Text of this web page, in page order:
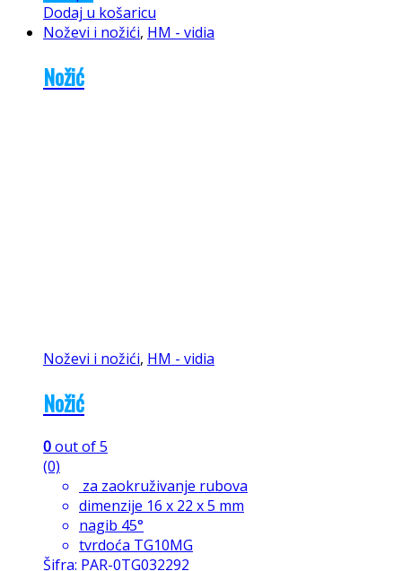
Dodaj u košaricu
Noževi i nožići, HM - vidia
Nožić
Noževi i nožići, HM - vidia
Nožić
0out of 5
(0)
za zaokruživanje rubova
dimenzije 16 x 22 x 5 mm
nagib 45°
tvrdoća TG10MG
Šifra: PAR-0TG032292